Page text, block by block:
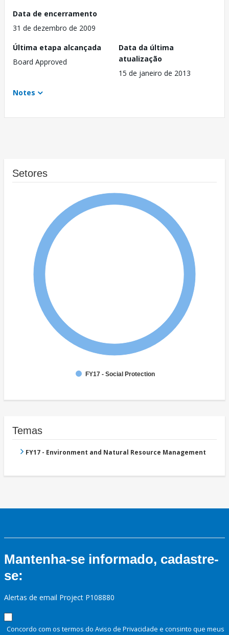
Data de encerramento
31 de dezembro de 2009
Última etapa alcançada
Board Approved
Data da última
atualização
15 de janeiro de 2013
Notes
Setores
FY17 - Social Protection
Temas
FY17 - Environment and Natural Resource Management
Mantenha-se informado, cadastre-
se:
Alertas de email Project P108880
Concordo com os termos do Aviso de Privacidade e consinto que meus